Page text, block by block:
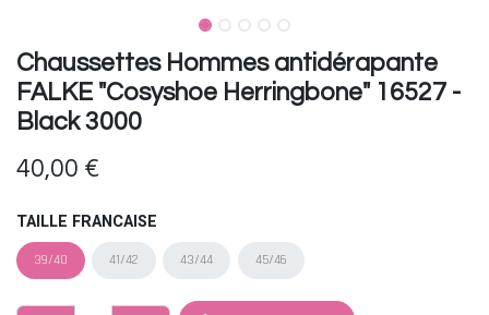
Chaussettes Hommes antidérapante
FALKE "Cosyshoe Herringbone" 16527 -
Black 3000
40,00 €
TAILLE FRANCAISE
39/40 41/42 43/44 45/46